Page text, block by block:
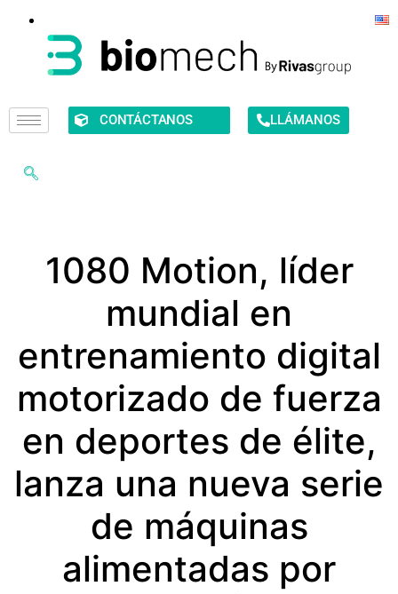
CONTÁCTANOS LLÁMANOS
1080 Motion, líder
mundial en
entrenamiento digital
motorizado de fuerza
en deportes de élite,
lanza una nueva serie
de máquinas
alimentadas por